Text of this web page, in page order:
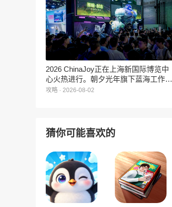
2026 ChinaJoy正在上海新国际博览中
心火热进行。朝夕光年旗下蓝海工作室
携多英雄策略射击手游《代号：对决》
大量玩家驻足。试玩区排队不断，舞台
区域互动热烈。
攻略 · 2026-08-02
猜你可能喜欢的